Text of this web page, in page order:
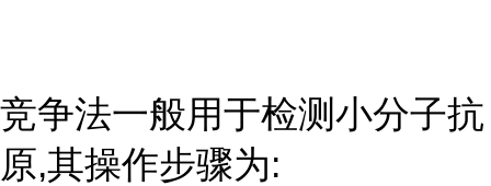
竞争法一般用于检测小分子抗
原,其操作步骤为: